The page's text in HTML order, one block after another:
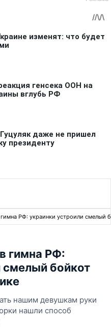
РФ: украинки устроили смелый
гимна РФ:
смелый бойкот
нашим девушкам руки
нашли способ